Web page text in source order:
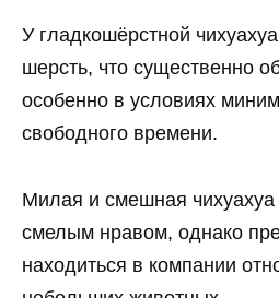
У гладкошёрстной
шерсть, что существенно
особенно в условиях
свободного времени.
Милая и смешная чихуахуа
смелым нравом, однако
находиться в компании